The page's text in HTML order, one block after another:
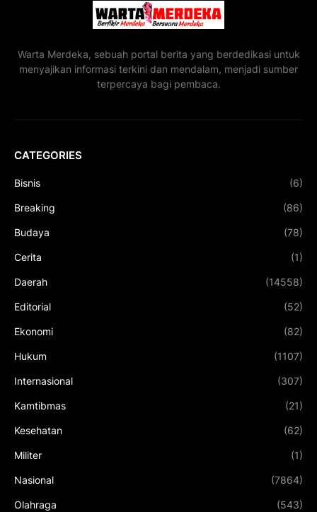
Warta Merdeka, sebuah portal berita yang berdedikasi untuk
menyajikan informasi terkini dan mendalam, menjadi sumber
terpercaya bagi pembaca.
CATEGORIES
Bisnis (6)
Breaking (86)
Budaya (78)
Cerita (1)
Daerah (14558)
Editorial (52)
Ekonomi (82)
Hukum (1107)
Internasional (307)
Kamtibmas (21)
Kesehatan (62)
Militer (1)
Nasional (7864)
Olahraga (543)